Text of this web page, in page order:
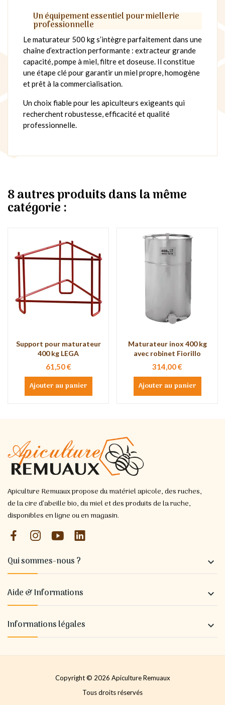
Un équipement essentiel pour miellerie
professionnelle
Le maturateur 500 kg s’intègre parfaitement dans une
chaîne d’extraction performante : extracteur grande
capacité, pompe à miel, filtre et doseuse. Il constitue
une étape clé pour garantir un miel propre, homogène
et prêt à la commercialisation.
Un choix fiable pour les apiculteurs exigeants qui
recherchent robustesse, efficacité et qualité
professionnelle.
8 autres produits dans la même
catégorie :
Support pour maturateur
400 kg LEGA
61,50 €
Ajouter au panier
Maturateur inox 400 kg
avec robinet Fiorillo
314,00 €
Ajouter au panier
Apiculture Remuaux propose du matériel apicole, des ruches,
de la cire d’abeille bio, du miel et des produits de la ruche,
disponibles en ligne ou en magasin.
Qui sommes-nous ? 
Aide & Informations 
Informations légales 
Copyright © 2026 Apiculture Remuaux
Tous droits réservés